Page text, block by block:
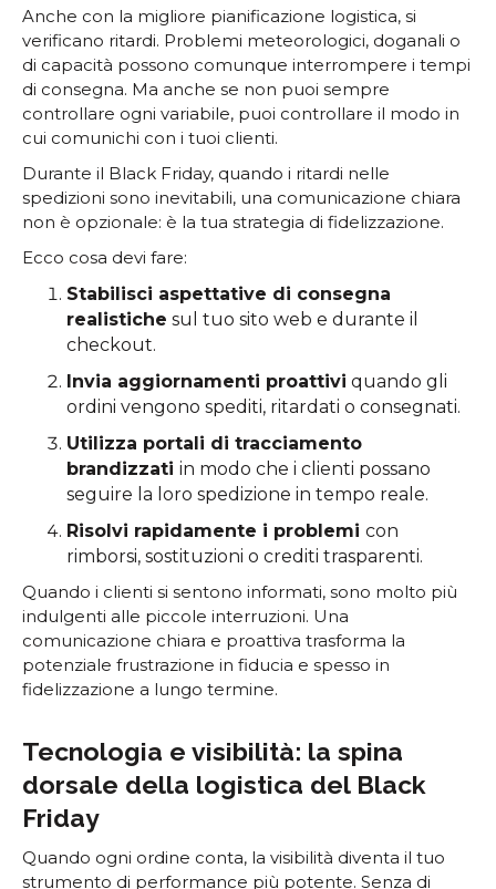
Anche con la migliore pianificazione logistica, si
verificano ritardi. Problemi meteorologici, doganali o
di capacità possono comunque interrompere i tempi
di consegna. Ma anche se non puoi sempre
controllare ogni variabile, puoi controllare il modo in
cui comunichi con i tuoi clienti.
Durante il Black Friday, quando i ritardi nelle
spedizioni sono inevitabili, una comunicazione chiara
non è opzionale: è la tua strategia di fidelizzazione.
Ecco cosa devi fare:
Stabilisci aspettative di consegna
realistiche sul tuo sito web e durante il
checkout.
Invia aggiornamenti proattivi quando gli
ordini vengono spediti, ritardati o consegnati.
Utilizza portali di tracciamento
brandizzati in modo che i clienti possano
seguire la loro spedizione in tempo reale.
Risolvi rapidamente i problemi con
rimborsi, sostituzioni o crediti trasparenti.
Quando i clienti si sentono informati, sono molto più
indulgenti alle piccole interruzioni. Una
comunicazione chiara e proattiva trasforma la
potenziale frustrazione in fiducia e spesso in
fidelizzazione a lungo termine.
Tecnologia e visibilità: la spina
dorsale della logistica del Black
Friday
Quando ogni ordine conta, la visibilità diventa il tuo
strumento di performance più potente. Senza di